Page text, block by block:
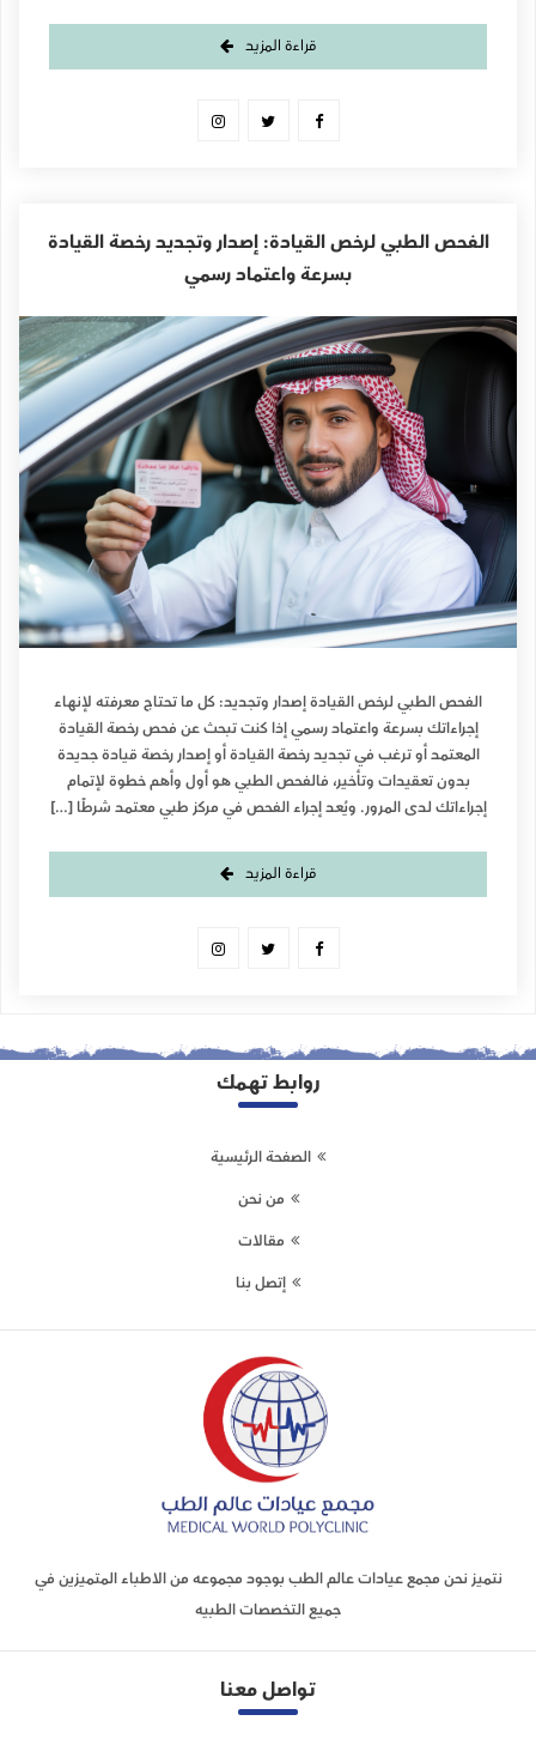
قراءة المزيد
الفحص الطبي لرخص القيادة: إصدار وتجديد رخصة القيادة
بسرعة واعتماد رسمي
الفحص الطبي لرخص القيادة إصدار وتجديد: كل ما تحتاج معرفته لإنهاء
إجراءاتك بسرعة واعتماد رسمي إذا كنت تبحث عن فحص رخصة القيادة
المعتمد أو ترغب في تجديد رخصة القيادة أو إصدار رخصة قيادة جديدة
بدون تعقيدات وتأخير، فالفحص الطبي هو أول وأهم خطوة لإتمام
إجراءاتك لدى المرور. ويُعد إجراء الفحص في مركز طبي معتمد شرطًا […]
قراءة المزيد
روابط تهمك
الصفحة الرئيسية
من نحن
مقالات
إتصل بنا
نتميز نحن مجمع عيادات عالم الطب بوجود مجموعه من الاطباء المتميزين في
جميع التخصصات الطبيه
تواصل معنا